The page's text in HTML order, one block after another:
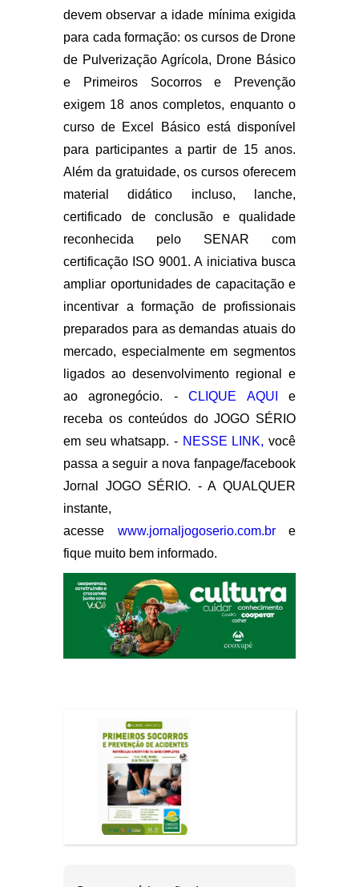
devem observar a idade mínima exigida
para cada formação: os cursos de Drone
de Pulverização Agrícola, Drone Básico
e Primeiros Socorros e Prevenção
exigem 18 anos completos, enquanto o
curso de Excel Básicoestá disponível
para participantes a partir de 15 anos.
Além da gratuidade, os cursos oferecem
material didático incluso, lanche,
certificado de conclusão e qualidade
reconhecida pelo SENAR com
certificação ISO 9001. A iniciativa busca
ampliar oportunidades de capacitação e
incentivar a formação de profissionais
preparados para as demandas atuais do
mercado, especialmente em segmentos
ligados ao desenvolvimento regional e
ao agronegócio. -CLIQUE AQUI
e
receba os conteúdos do JOGO SÉRIO
em seu whatsapp. - NESSE LINK, você
passa a seguir a nova fanpage/facebook
Jornal JOGO SÉRIO. - A QUALQUER
instante,
acesse www.jornaljogoserio.com.bre
fique muito bem informado.